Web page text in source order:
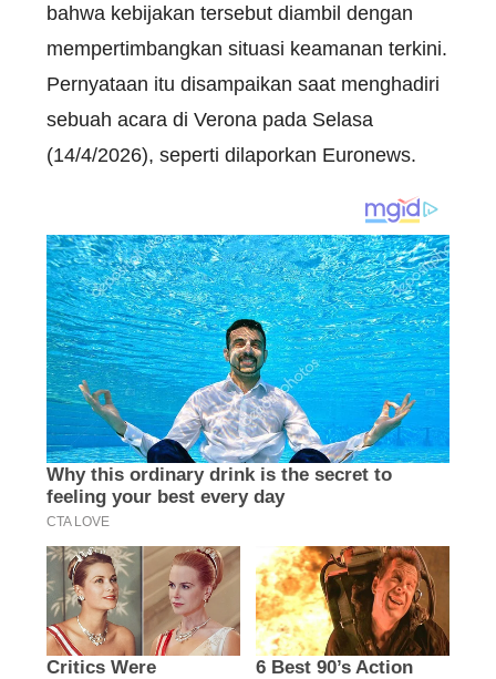
bahwa kebijakan tersebut diambil dengan
mempertimbangkan situasi keamanan terkini.
Pernyataan itu disampaikan saat menghadiri
sebuah acara di Verona pada Selasa
(14/4/2026), seperti dilaporkan Euronews.